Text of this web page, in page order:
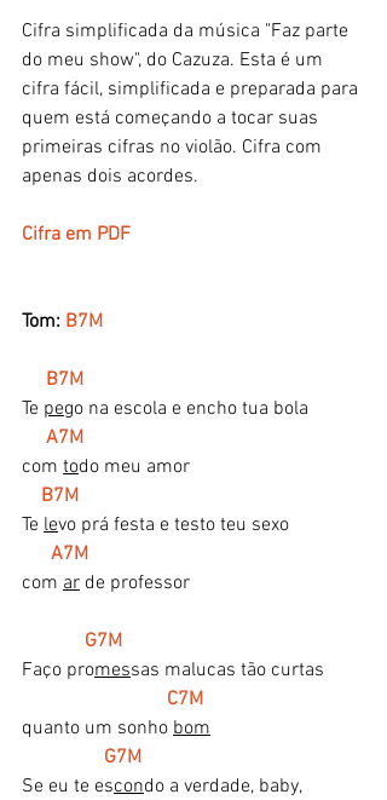
Cifra simplificada da música "Faz parte
do meu show", do Cazuza. Esta é um
cifra fácil, simplificada e preparada para
quem está começando a tocar suas
primeiras cifras no violão. Cifra com
apenas dois acordes.
Cifra em PDF
Tom: B7M
    B7M
Te pego na escola e encho tua bola
A7M
com todo meu amor
B7M
Te levo prá festa e testo teu sexo
A7M
com ar de professor
  G7M
Faço promessas malucas tão curtas
C7M
quanto um sonho bom
G7M
Se eu te escondo a verdade, baby,